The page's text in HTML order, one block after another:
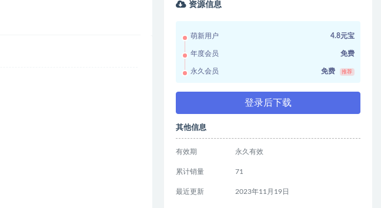
资源信息
萌新用户 4.8元宝
年度会员 免费
永久会员 免费 推荐
登录后下载
其他信息
有效期 永久有效
累计销量 71
最近更新 2023年11月19日